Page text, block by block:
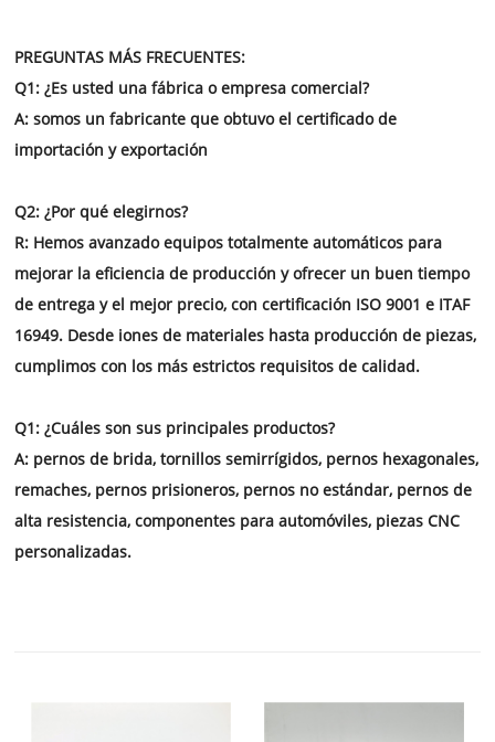
PREGUNTAS MÁS FRECUENTES:
Q1: ¿Es usted una fábrica o empresa comercial?
A: somos un fabricante que obtuvo el certificado de
importación y exportación
Q2: ¿Por qué elegirnos?
R: Hemos avanzado equipos totalmente automáticos para
mejorar la eficiencia de producción y ofrecer un buen tiempo
de entrega y el mejor precio,con certificación ISO 9001 e ITAF
16949. Desde iones de materiales hasta producción de piezas,
cumplimos con los más estrictos requisitos de calidad.
Q1: ¿Cuáles son sus principales productos?
A: pernos de brida, tornillos semirrígidos, pernos hexagonales,
remaches, pernos prisioneros, pernos no estándar, pernos de
alta resistencia, componentes para automóviles, piezas CNC
personalizadas.